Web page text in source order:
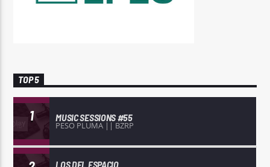
TOP 5
1 MUSIC SESSIONS #55
PESO PLUMA || BZRP
LOS DEL ESPACIO